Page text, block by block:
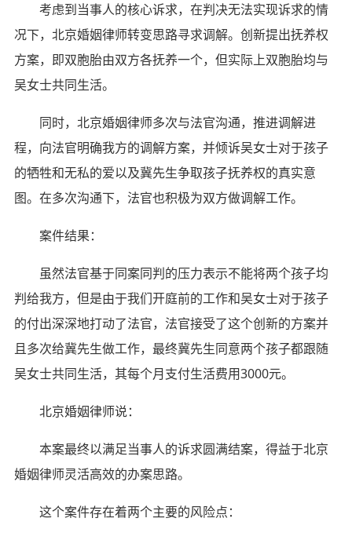
考虑到当事人的核心诉求，在判决无法实现诉求的情
况下，北京婚姻律师转变思路寻求调解。创新提出抚养权
方案，即双胞胎由双方各抚养一个，但实际上双胞胎均与
吴女士共同生活。
同时，北京婚姻律师多次与法官沟通，推进调解进
程，向法官明确我方的调解方案，并倾诉吴女士对于孩子
的牺牲和无私的爱以及冀先生争取孩子抚养权的真实意
图。在多次沟通下，法官也积极为双方做调解工作。
案件结果：
虽然法官基于同案同判的压力表示不能将两个孩子均
判给我方，但是由于我们开庭前的工作和吴女士对于孩子
的付出深深地打动了法官，法官接受了这个创新的方案并
且多次给冀先生做工作，最终冀先生同意两个孩子都跟随
吴女士共同生活，其每个月支付生活费用3000元。
北京婚姻律师说：
本案最终以满足当事人的诉求圆满结案，得益于北京
婚姻律师灵活高效的办案思路。
这个案件存在着两个主要的风险点：